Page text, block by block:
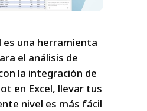
una herramienta
el análisis de
la integración de
en Excel, llevar tus
nivel es más fácil